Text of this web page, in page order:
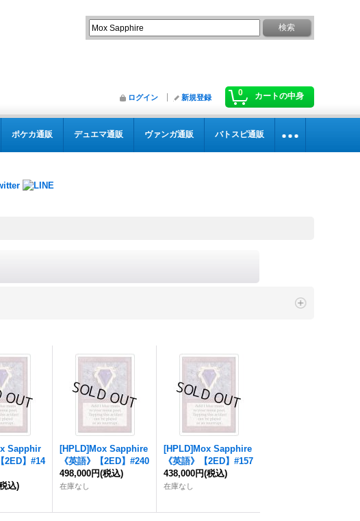
0 カートの中身
ログイン 新規登録
ポケカ通販 デュエマ通販 ヴァンガ通販 バトスピ通販
Sapphir
2ED】#14
込)
[HPLD] Mox Sapphire
《英語》【2ED】#240
498,000円(税込)
在庫なし
[HPLD] Mox Sapphire
《英語》【2ED】#157
438,000円(税込)
在庫なし